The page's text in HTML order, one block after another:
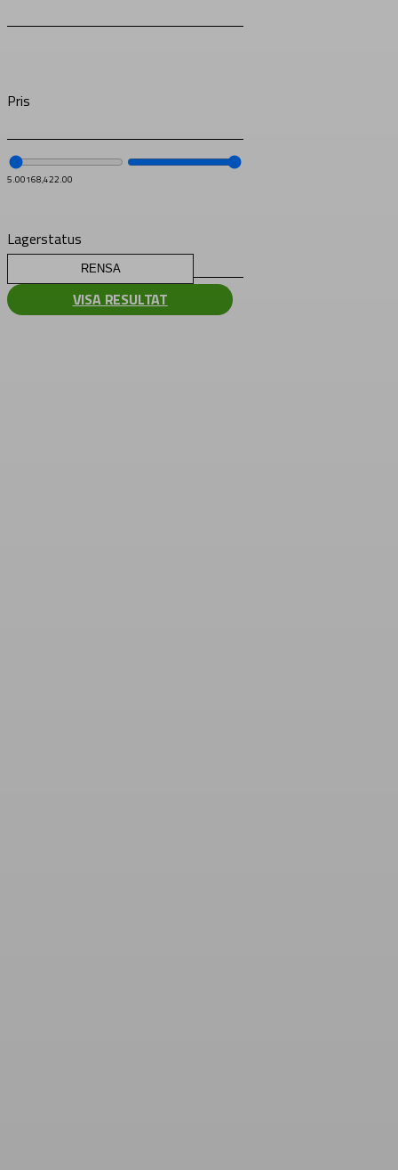
Pris
5.00168,422.00
Lagerstatus
RENSA
VISA RESULTAT